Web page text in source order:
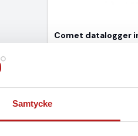
Samtycke
Comet datalogger